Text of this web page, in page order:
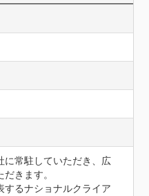
に常駐していただき、広
きます。
するナショナルクライア